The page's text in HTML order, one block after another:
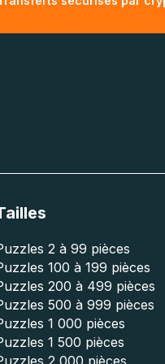
2 à 99 pièces
100 à 199 pièces
200 à 499 pièces
500 à 999 pièces
1 000 pièces
1 500 pièces
2 000 pièces